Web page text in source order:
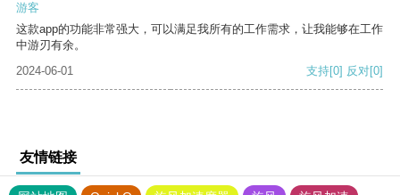
游客
这款app的功能非常强大，可以满足我所有的工作需求，让我能够在工作
中游刃有余。
2024-06-01
支持[0] 反对[0]
友情链接